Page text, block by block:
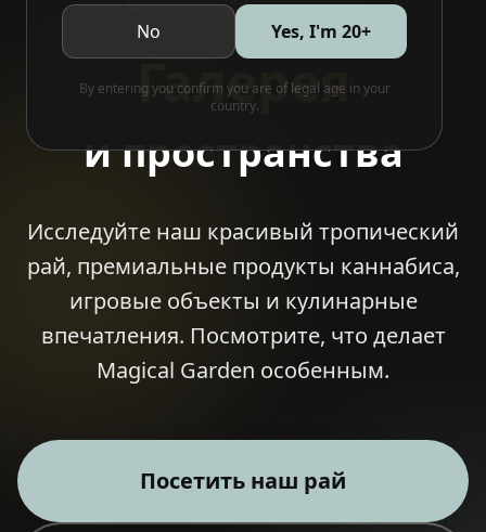
No Yes, I'm 20+
By entering you confirm you are of legal age in your
country.
🎁 Join Free — Save up to 40%
Свяжитесь с Нами
LANGUAGE
ไทย 🇨🇳简体中文 🇯🇵日本語
🇲🇾Bahasa Melayu 🇮🇩Bahasa Indonesia 🇻🇳Tiếng Việt
Галерея
и пространства
Исследуйте наш красивый тропический
рай, премиальные продукты каннабиса,
игровые объекты и кулинарные
впечатления. Посмотрите, что делает
Magical Garden особенным.
Посетить наш рай